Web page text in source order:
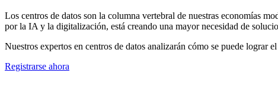
Los centros de datos son la columna vertebral de nuestras economías
por la IA y la digitalización, está creando una mayor necesidad de
Nuestros expertos en centros de datos analizarán cómo se puede lograr
Registrarse ahora